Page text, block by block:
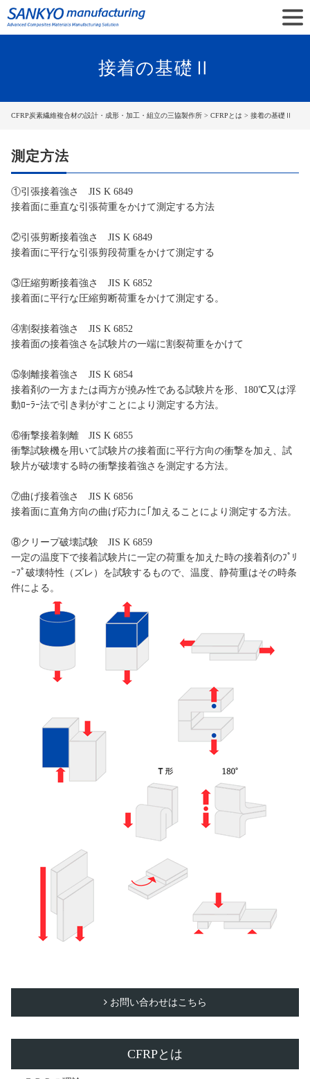
接着の基礎Ⅱ
CFRP炭素繊維複合材の設計・成形・加工・組立の三協製作所 > CFRPとは > 接着の基礎Ⅱ
測定方法
①引張接着強さ JIS K 6849
接着面に垂直な引張荷重をかけて測定する方法
②引張剪断接着強さ JIS K 6849
接着面に平行な引張剪段荷重をかけて測定する
③圧縮剪断接着強さ JIS K 6852
接着面に平行な圧縮剪断荷重をかけて測定する。
④割裂接着強さ JIS K 6852
接着面の接着強さを試験片の一端に割裂荷重をかけて
⑤剝離接着強さ JIS K 6854
接着剤の一方または両方が撓み性である試験片を形、180℃又は浮
動ﾛｰﾗｰ法で引き剥がすことにより測定する方法。
⑥衝撃接着剝離 JIS K 6855
衝撃試験機を用いて試験片の接着面に平行方向の衝撃を加え、試
験片が破壊する時の衝撃接着強さを測定する方法。
⑦曲げ接着強さ JIS K 6856
接着面に直角方向の曲げ応力に｢加えることにより測定する方法。
⑧クリープ破壊試験 JIS K 6859
一定の温度下で接着試験片に一定の荷重を加えた時の接着剤のﾌﾟﾘ
ｰﾌﾟ破壊特性（ズレ）を試験するもので、温度、静荷重はその時条
件による。
お問い合わせはこちら
CFRPとは